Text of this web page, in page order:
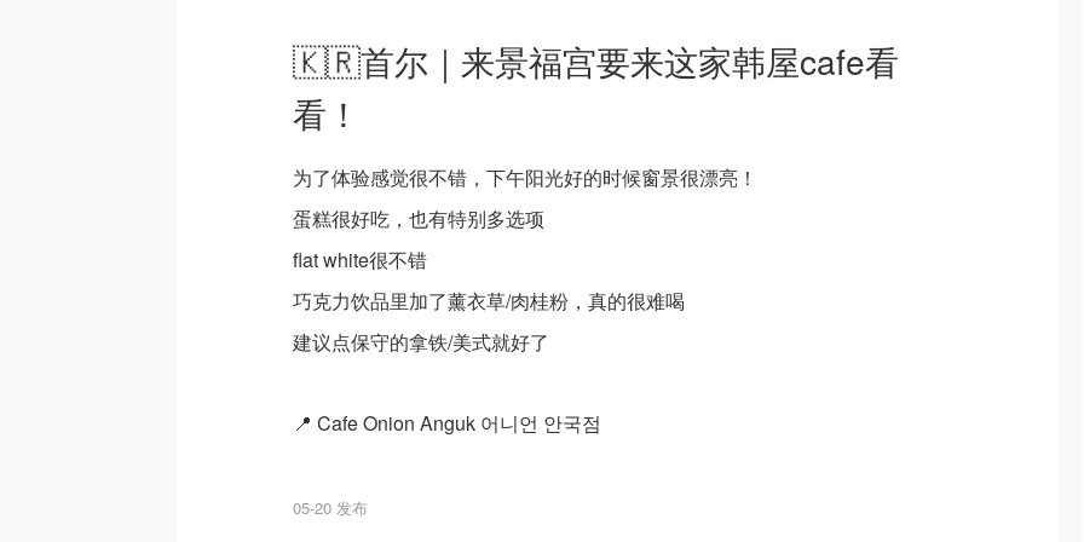
🇰🇷首尔｜来景福宫要来这家韩屋cafe看
看！
为了体验感觉很不错，下午阳光好的时候窗景很漂亮！
蛋糕很好吃，也有特别多选项
flat white很不错
巧克力饮品里加了薰衣草/肉桂粉，真的很难喝
建议点保守的拿铁/美式就好了
📍 Cafe Onion Anguk 어니언 안국점
05-20 发布